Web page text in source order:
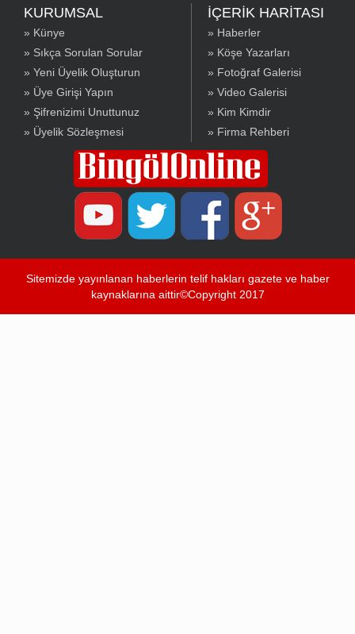
KURUMSAL
» Künye
» Sıkça Sorulan Sorular
» Yeni Üyelik Oluşturun
» Üye Girişi Yapın
» Şifrenizimi Unuttunuz
» Üyelik Sözleşmesi
İÇERİK HARİTASI
» Haberler
» Köşe Yazarları
» Fotoğraf Galerisi
» Video Galerisi
» Kim Kimdir
» Firma Rehberi
Sitemizde yayınlanan haberlerin telif hakları gazete ve haber
kaynaklarına aittir©Copyright 2017